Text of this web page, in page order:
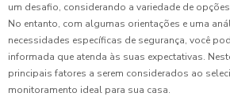
um desafio, considerando a variedade de
No entanto, com algumas orientações e uma
necessidades específicas de segurança, você
informada que atenda às suas expectativas.
principais fatores a serem considerados ao
monitoramento ideal para sua casa.